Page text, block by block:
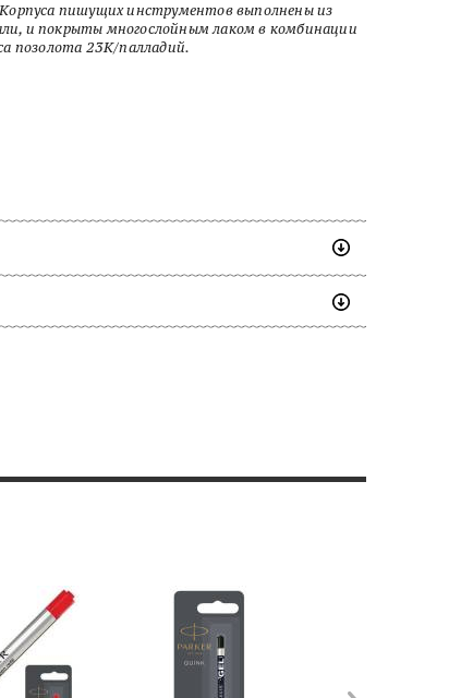
пишущих инструментов выполнены из
и покрыты многослойным лаком в комбинации
позолота 23К/палладий.